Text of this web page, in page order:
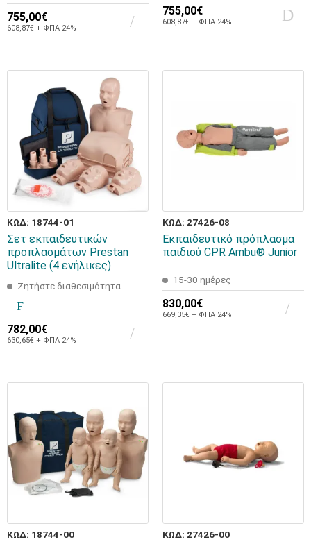
755,00€
608,87€ + ΦΠΑ 24%
755,00€
608,87€ + ΦΠΑ 24%
ΚΩΔ: 18744-01
Σετ εκπαιδευτικών
προπλασμάτων Prestan
Ultralite (4 ενήλικες)
Ζητήστε διαθεσιμότητα
782,00€
630,65€ + ΦΠΑ 24%
ΚΩΔ: 27426-08
Εκπαιδευτικό πρόπλασμα
παιδιού CPR Ambu® Junior
15-30 ημέρες
830,00€
669,35€ + ΦΠΑ 24%
ΚΩΔ: 18744-00 ΚΩΔ: 27426-00